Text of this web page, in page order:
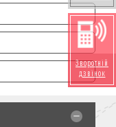
Зворотній
дзвінок